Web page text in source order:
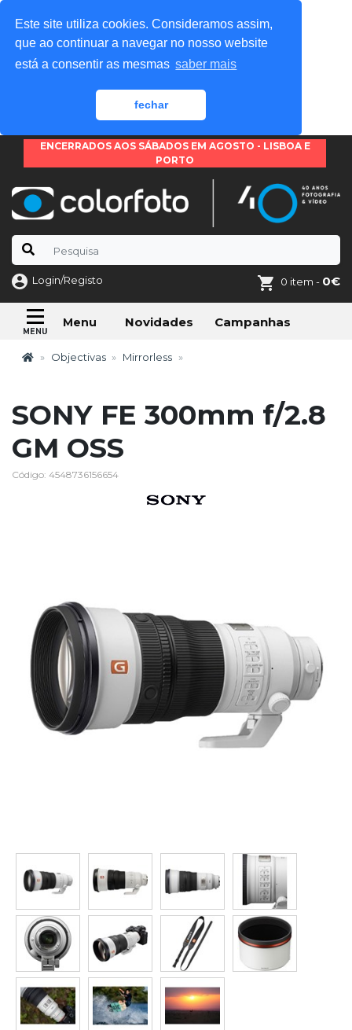
Este site utiliza cookies. Consideramos assim,
que ao continuar a navegar no nosso website
está a consentir as mesmas saber mais
fechar
ENCERRADOS AOS SÁBADOS EM AGOSTO - LISBOA E
PORTO
Login/Registo 0 item - 0€
Menu Novidades Campanhas
Objectivas Mirrorless
SONY FE 300mm f/2.8
GM OSS
Código: 4548736156654